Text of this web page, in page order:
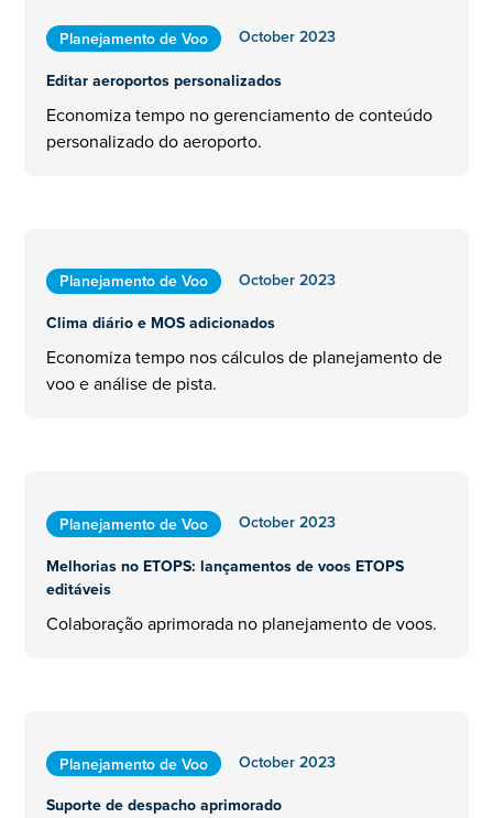
Planejamento de Voo
October 2023
Editar aeroportos personalizados
Economiza tempo no gerenciamento de conteúdo
personalizado do aeroporto.
Planejamento de Voo
October 2023
Clima diário e MOS adicionados
Economiza tempo nos cálculos de planejamento de
voo e análise de pista.
Planejamento de Voo
October 2023
Melhorias no ETOPS: lançamentos de voos ETOPS
editáveis
Colaboração aprimorada no planejamento de voos.
Planejamento de Voo
October 2023
Suporte de despacho aprimorado